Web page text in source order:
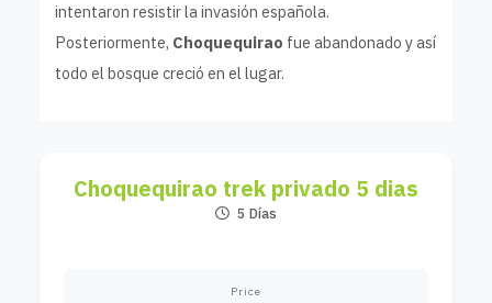
intentaron resistir la invasión española.
Posteriormente, Choquequirao fue abandonado y así
todo el bosque creció en el lugar.
Choquequirao trek privado 5 dias
5 Días
Price